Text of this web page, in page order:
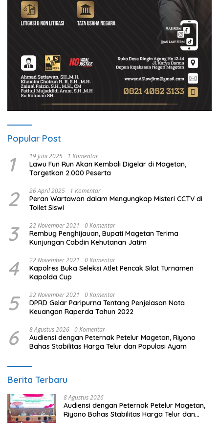
Popular Post
1 19 Juni 2025 1 Komentar
Lawu Fun Run Akan Kembali Digelar di Magetan,
Targetkan 2.000 Peserta
2 26 April 2025 1 Komentar
Peran Wartawan dalam Mengungkap Misteri CCTV di
Toilet Siswi
3 22 November 2021 0 Komentar
Rembug Penghijauan, Bupati Magetan Terima
Kunjungan Cabdin Kehutanan Jatim
4 22 November 2021 0 Komentar
Kapolres Buka Seleksi Atlet Pencak Silat Turnamen
Kapolda Cup
5 22 November 2021 0 Komentar
DPRD Gelar Paripurna Tentang Penjelasan Nota
Keuangan Raperda Tahun 2022
6 8 Agustus 2026 0 Komentar
Audiensi dengan Peternak Petelur Magetan, Riyono
Bahas Stabilitas Harga Telur dan Populasi Ayam
Berita Terbaru
8 Agustus 2026
Audiensi dengan Peternak Petelur Magetan,
Riyono Bahas Stabilitas Harga Telur dan